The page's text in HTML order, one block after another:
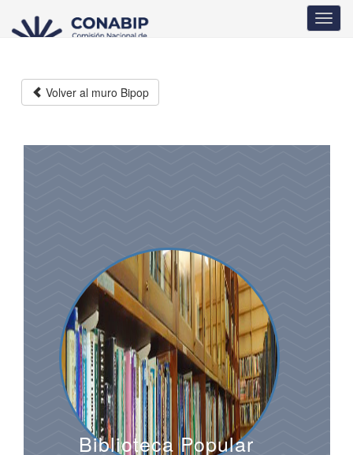
contenido
Volver al muro Bipop
Biblioteca Popular